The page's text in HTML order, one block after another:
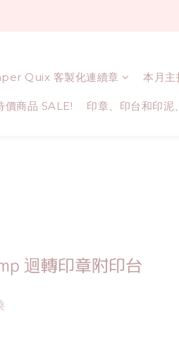
Quix 客製化連續章 本月主
價商品 SALE! 印章、印台和印泥
迴轉印章附印台